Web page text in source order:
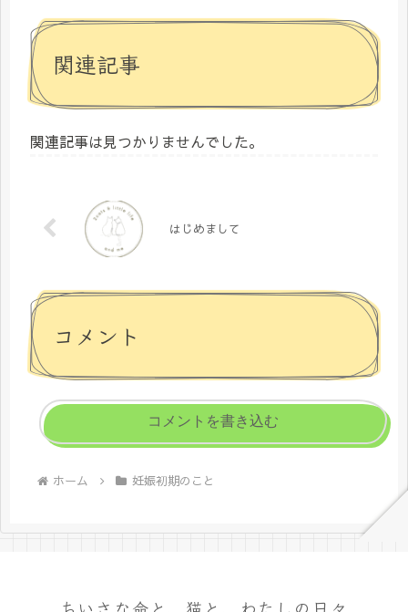
関連記事
関連記事は見つかりませんでした。
はじめまして
コメント
コメントを書き込む
ホーム 妊娠初期のこと
ちいさな命と、猫と、わたしの日々